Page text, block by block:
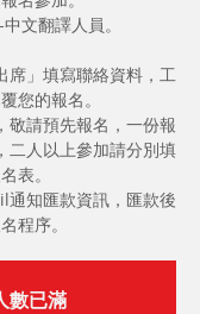
文翻譯人員。
席」填寫聯絡資料，工
您的報名。
敬請預先報名，一份報
二人以上參加請分別填
表。
知匯款資訊，匯款後
程序。
數已滿